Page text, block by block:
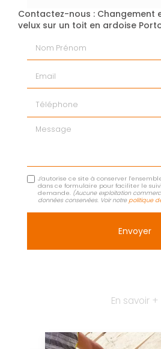
Contactez-nous : Changement
velux sur un toit en ardoise
Message
J'autorise ce site à conserver
dans ce formulaire pour faciliter le
demande. (Aucune exploitation
données conservées. Voir notrepolitique
En savoir +